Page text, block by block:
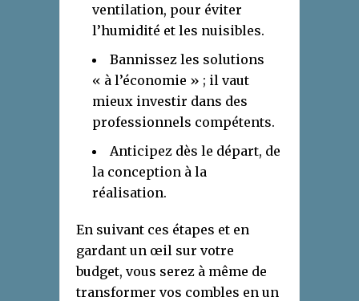
ventilation, pour éviter
l’humidité et les nuisibles.
Bannissez les solutions
« à l’économie » ; il vaut
mieux investir dans des
professionnels compétents.
Anticipez dès le départ, de
la conception à la
réalisation.
En suivant ces étapes et en
gardant un œil sur votre
budget, vous serez à même de
transformer vos combles en un